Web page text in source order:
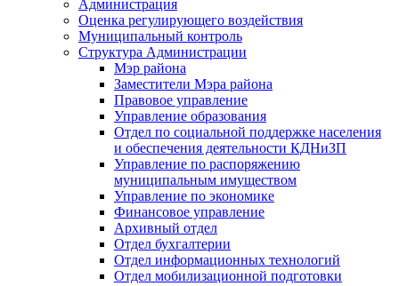
Администрация
Оценка регулирующего воздействия
Муниципальный контроль
Структура Администрации
Мэр района
Заместители Мэра района
Правовое управление
Управление образования
Отдел по социальной поддержке населения
и обеспечения деятельности КДНиЗП
Управление по распоряжению
муниципальным имуществом
Управление по экономике
Финансовое управление
Архивный отдел
Отдел бухгалтерии
Отдел информационных технологий
Отдел мобилизационной подготовки